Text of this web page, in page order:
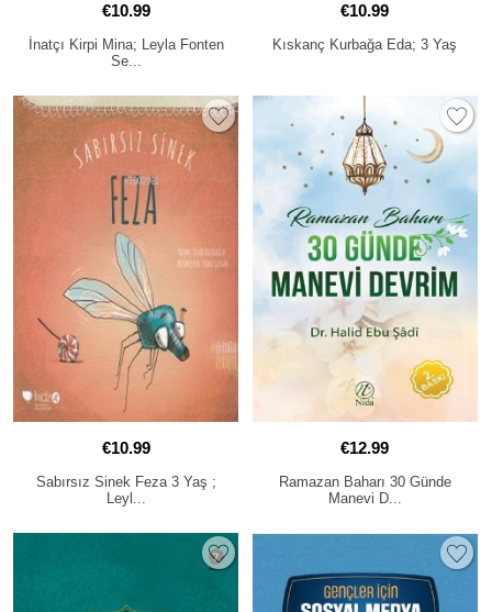
€10.99
İnatçı Kirpi Mina; Leyla Fonten
Se...
€10.99
Kıskanç Kurbağa Eda; 3 Yaş
€10.99
Sabırsız Sinek Feza 3 Yaş ;
Leyl...
€12.99
Ramazan Baharı 30 Günde
Manevi D...